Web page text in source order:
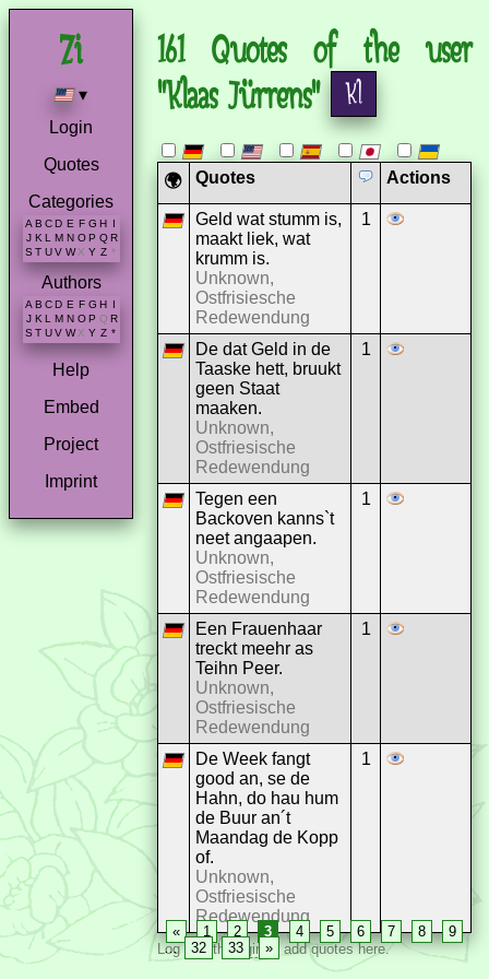
▾
Login
Quotes
Categories
A B C D E F G H I
J K L M N O P Q R
S T U V W X Y Z *
Authors
A B C D E F G H
J K L M N O P Q R
S T U V W X Y Z *
Help
Embed
Project
Imprint
161 Quotes of the user
"Klaas Jürrens"
🌍 Quotes Actions
Geld wat stumm is,
maakt liek, wat
krumm is.
Unknown,
Ostfrisiesche
Redewendung
1
De dat Geld in de
Taaske hett, bruukt
geen Staat
maaken.
Unknown,
Ostfriesische
Redewendung
1
Tegen een
Backoven kanns`t
neet angaapen.
Unknown,
Ostfriesische
Redewendung
1
Een Frauenhaar
treckt meehr as
Teihn Peer.
Unknown,
Ostfriesische
Redewendung
1
De Week fangt
good an, se de
Hahn, do hau hum
de Buur an´t
Maandag de Kopp
of.
Unknown,
Ostfriesische
Redewendung
1
« 1 2 3 4 5 6 7 8
9
…
32 33 »
Log in withLogin to add quotes here.